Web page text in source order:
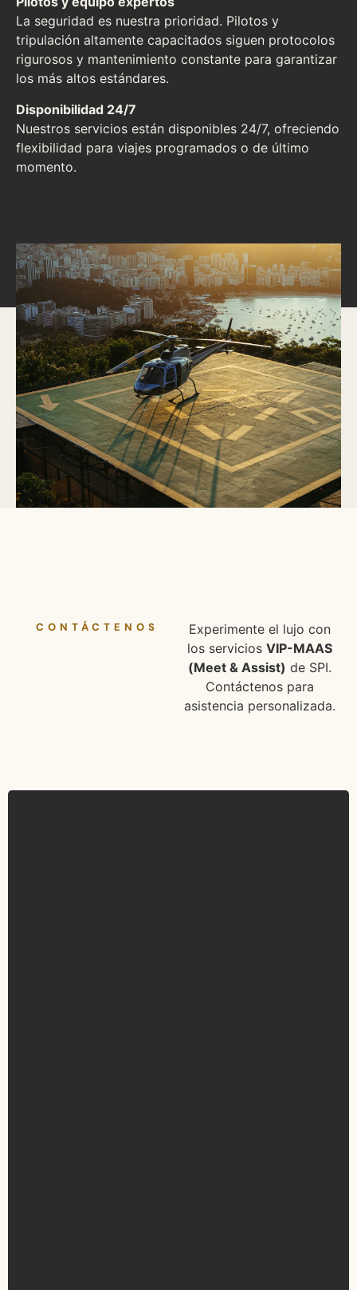
La seguridad es nuestra prioridad. Pilotos y
tripulación altamente capacitados siguen protocolos
rigurosos y mantenimiento constante para garantizar
los más altos estándares.
Disponibilidad 24/7
Nuestros servicios están disponibles 24/7, ofreciendo
flexibilidad para viajes programados o de último
momento.
CONTÁCTENOS
Experimente el lujo con
los servicios VIP-MAAS
(Meet & Assist) de SPI.
Contáctenos para
asistencia personalizada.